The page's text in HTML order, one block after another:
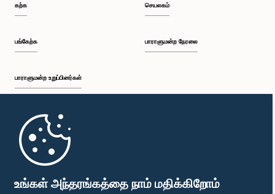
உங்கள் அந்தரங்கத்தை நாம் மதிக்கிறோம்
கற்க
பங்கேற்க
பாராளுமன்ற உறுப்பினர்கள்
முதற்பக்கம்
செயலகம்
பாராளுமன்ற நேரலை
பாராளுமன்ற கையடக்க செயலி